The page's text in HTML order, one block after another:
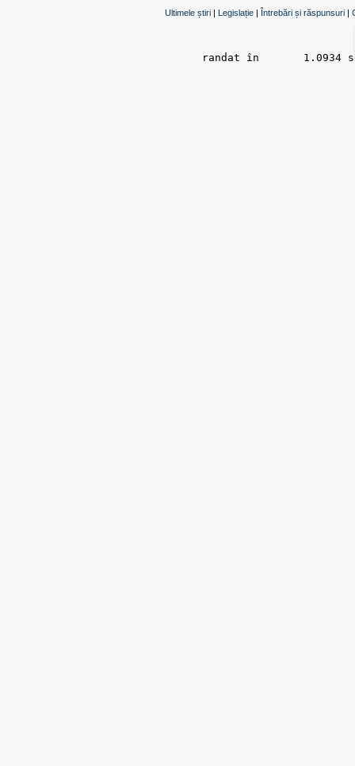
Ultimele știri | Legislație | Întrebări și răspunsuri |
randat în